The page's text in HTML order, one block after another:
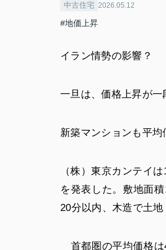
中古住宅 2026.05.12
#地価上昇
イラン情勢の影響？
一旦は、価格上昇が一
新築マンションも平均
（株）東京カンテイ
を発表した。敷地面
20分以内、木造で土地
首都圏の平均価格は